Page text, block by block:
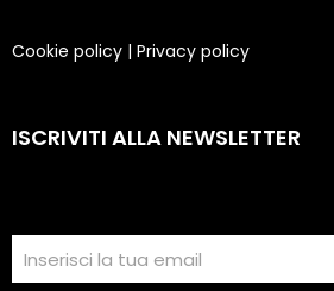
Cookie policy | Privacy policy
ISCRIVITI ALLA NEWSLETTER